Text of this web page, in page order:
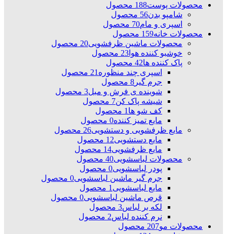
محصولات پوست188 محصول
شامپو بدن56 محصول
اسپری و مام70 محصول
محصولات خانه159 محصول
محصولات ماشین ظرفشویی20 محصول
خوشبو کننده هوا 23 محصول
پاک کننده ها42 محصول
اسپری چند منظوره21 محصول
جرم گیر 8 محصول
شوینده ی فرش و مبل3 محصول
شیشه پاک کن7 محصول
کف شو ها1 محصول
مایع تمیز کننده0 محصول
مایع ظرفشویی و دستشویی26 محصول
مایع دستشویی12 محصول
مایع ظرفشویی14 محصول
محصولات لباسشویی40 محصول
پودر لباسشویی0 محصول
جرم گیر ماشین لباسشویی0 محصول
مایع لباسشویی1 محصول
قرص ماشین لباسشویی0 محصول
لکه بر لباس3 محصول
نرم کننده لباس2 محصول
محصولات مو207 محصول